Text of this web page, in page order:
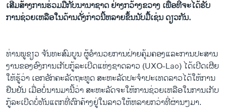
ລາຍການກະຈາຍສຽງ
ຕິດຕາມພວກເຮົາ ທີ່
ພາສາຕ່າງໆ
ເສີມ​ສ້າງ​ການ​ຮ່ວມ​ມື​ກັບ​ນານາ​ຊາດ ຢ່າງ​ກວ້າງຂວາງ​ ເພື່ອ​ທີ່​ຈະ​ໄດ້​ຮັບ
ການ​ຊ່ວຍ​ເຫລືອ​ໃນ​ດ້ານ​ດັ່ງກ່າວ​ນີ້ຫລາຍ​ຂຶ້ນນັບ​ມື້ເຊ່ນ​ ດຽວ​ກັນ.
ທ່ານ​ພູ​ຂຽວ ຈັນທະ​ສົມບູນ ຜູ້​ອໍານວຍ​ການ​ຝ່າຍ​ຄຸ້ມ​ຄອງ​ແລະ​ການ​ປະສານ​
ງານ​ຂອງ​ອົງການ​ເກັບ​ກູ້​ລະ​ເບີດ​ແຫ່ງຊາດ​ລາວ (UXO-Lao) ​ໄດ້​ເປີດເຜີຍ​
ໃຫ້​ຮູ້​ວ່າ ​ເອກ​ອັກຄະ​ລັດ​ຖະທູດ​ ສະຫະລັດ​ປະ​ຈໍາ​ປະ​ເທດ​ລາວ​ໄດ້​ໃຫ້ການ​
ຢືນຢັນ ​ເມື່ອ​ບໍ່​ນານ​ມາ​ນີ້​ວ່າ ສະຫະລັດ​ຈະ​ໃຫ້ການ​ຊ່ວຍ​ເຫລືອ​ໃນ​ການ​ເກັບ​
ກູ້​ລະ​ເບີດ​ບໍ່​ທັນ​ແຕກ​ທີ່​ຕົກ​ຄ້າງ​ຢູ່​ໃນລາວໃຫ້​ຫລາຍ​ກວ່າ​ທີ່​ຜ່ານໆ​ມາ.